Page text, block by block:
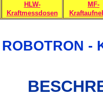
HLW-
Kraftmessdosen
MF-
ROBOTRON -